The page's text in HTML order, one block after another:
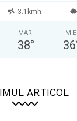
3.1kmh
MAR
38°
MIE
36
ARTICOL